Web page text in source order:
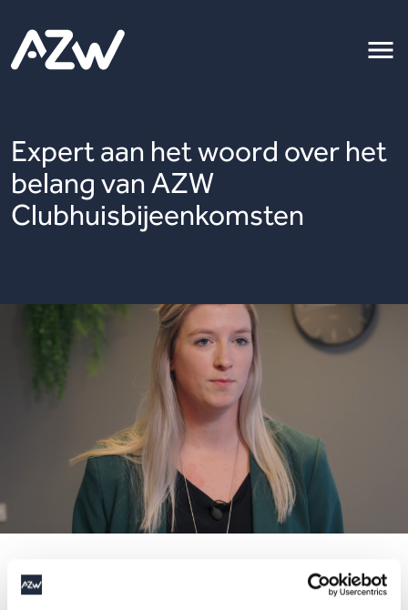
Expert aan het woord over het
belang van AZW
Clubhuisbijeenkomsten